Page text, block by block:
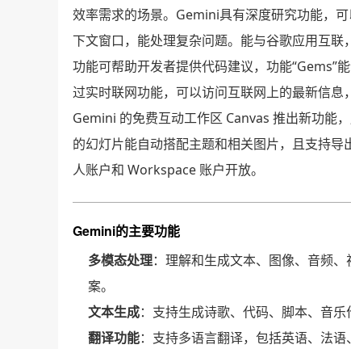
效率需求的场景。Gemini具有深度研究功能，
下文窗口，能处理复杂问题。能与谷歌应用互
功能可帮助开发者提供代码建议，功能“Gems”
过实时联网功能，可以访问互联网上的最新信息
Gemini 的免费互动工作区 Canvas 推出新功能
的幻灯片能自动搭配主题和相关图片，且支持
人账户和 Workspace 账户开放。
Gemini的主要功能
多模态处理：理解和生成文本、图像、音频
案。
文本生成：支持生成诗歌、代码、脚本、音乐
翻译功能：支持多语言翻译，包括英语、法